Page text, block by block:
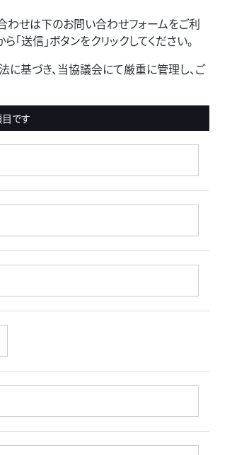
せは下のお問い合わせフォームをご利
送信」ボタンをクリックしてください。
基づき、当協議会にて厳重に管理し、ご
です